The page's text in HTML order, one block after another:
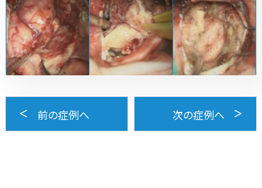
前の症例へ 次の症例へ